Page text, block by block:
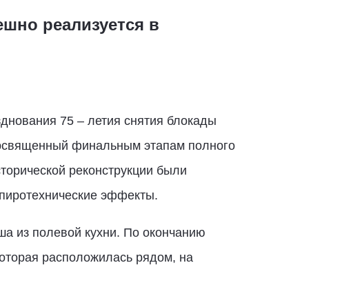
реализуется в
75 – летия снятия блокады
финальным этапам полного
реконструкции были
эффекты.
из полевой кухни. По окончанию
расположилась рядом, на